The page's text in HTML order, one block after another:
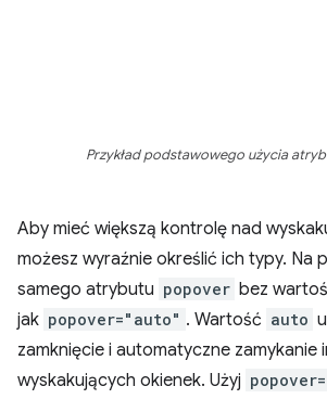
Przykład podstawowego użycia
Aby mieć większą kontrolę nad
możesz wyraźnie określić ich typy. Na
samego atrybutu popover bez
jak popover="auto" . Wartość auto
zamknięcie i automatyczne zamykanie
wyskakujących okienek. Użyj